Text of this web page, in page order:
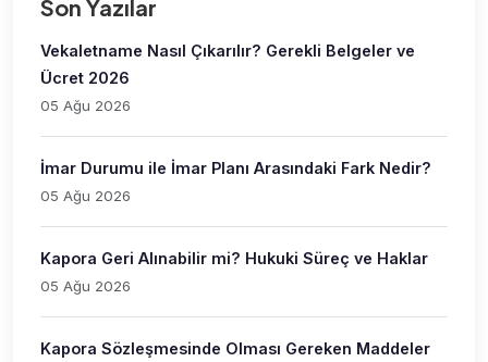
Son Yazılar
Vekaletname Nasıl Çıkarılır? Gerekli Belgeler ve
Ücret 2026
05 Ağu 2026
İmar Durumu ile İmar Planı Arasındaki Fark Nedir?
05 Ağu 2026
Kapora Geri Alınabilir mi? Hukuki Süreç ve Haklar
05 Ağu 2026
Kapora Sözleşmesinde Olması Gereken Maddeler